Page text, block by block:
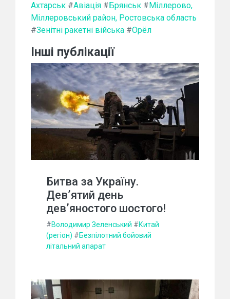
Ахтарськ #Авіація # Брянськ # Міллерово,
Міллеровський район, Ростовська область
#Зенітні ракетні війська #Орёл
Інші публікації
Битва за Україну.
Дев’ятий день
дев’яностого шостого!
#Володимир Зеленський #Китай
(регіон) #Безпілотний бойовий
літальний апарат